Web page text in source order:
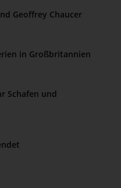
Geoffrey Chaucer
in Großbritannien
Schafen und